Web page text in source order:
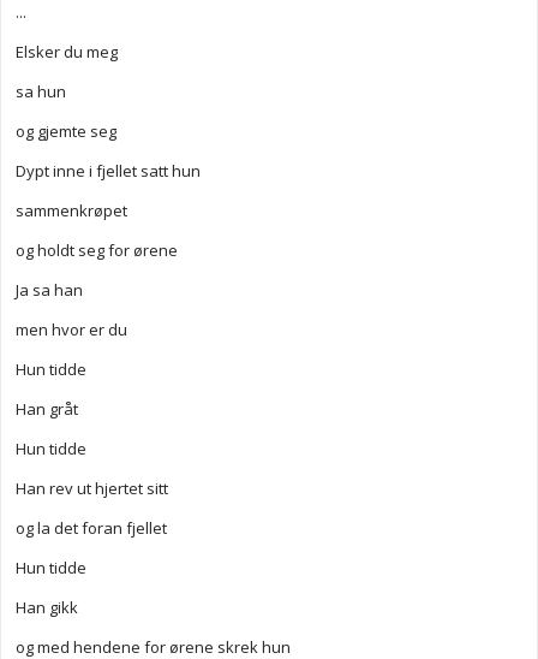
...
Elsker du meg
sa hun
og gjemte seg
Dypt inne i fjellet satt hun
sammenkrøpet
og holdt seg for ørene
Ja sa han
men hvor er du
Hun tidde
Han gråt
Hun tidde
Han rev ut hjertet sitt
og la det foran fjellet
Hun tidde
Han gikk
og med hendene for ørene skrek hun